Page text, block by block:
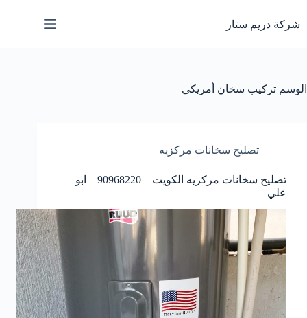
إلى
المحتوى
شركة دريم ستار
الوسم تركيب سخان أمريكي
تصليح سخانات مركزيه
تصليح سخانات مركزيه الكويت – 90968220 – ابو
علي